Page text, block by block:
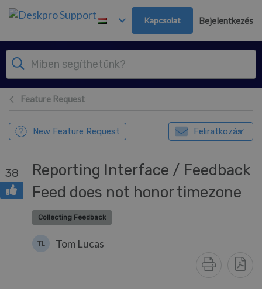
Továbblépés a fő tartalomra
Kapcsolat Bejelentkezés
Feature Request
New Feature Request Feliratkozás
38
Reporting Interface / Feedback
Feed does not honor timezone
Collecting Feedback
TL Tom Lucas